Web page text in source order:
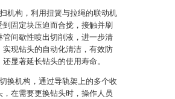
机构，利用扭簧与拉绳的联动机
固定块压迫而合拢，接触并刷
间歇性喷出切削液，进一步清
现钻头的自动化清洁，有效防
显著延长钻头的使用寿命。
换机构，通过导轨架上的多个收
在需要更换钻头时，操作人员